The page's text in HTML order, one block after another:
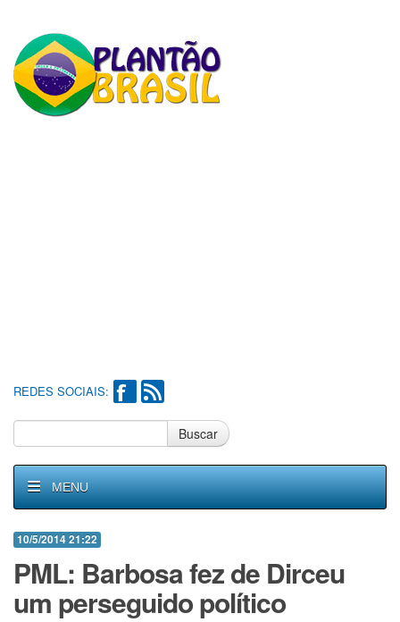
REDES SOCIAIS:
Buscar
MENU
10/5/2014 21:22
PML: Barbosa fez de Dirceu
um perseguido político